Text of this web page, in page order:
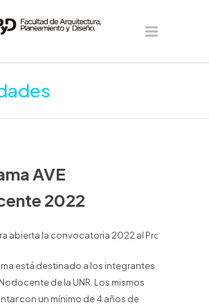
AVE
2022
abierta la convocatoria 2022 al Programa
está destinado a los integrantes
de la UNR. Los mismos
con un mínimo de 4 años de